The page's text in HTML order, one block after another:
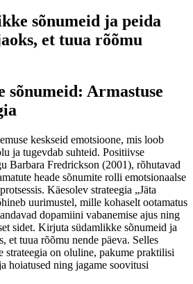
sõnumeid ja peida
et tuua rõõmu
sõnumeid: Armastuse
keskseid emotsioone, mis loob
ja tugevdab suhteid. Positiivse
Barbara Fredrickson (2001), rõhutavad
heade sõnumite rolli emotsionaalse
Käesolev strateegia „Jäta
uurimustel, mille kohaselt ootamatus
dopamiini vabanemise ajus ning
sidet. Kirjuta südamlikke sõnumeid ja
et tuua rõõmu nende päeva. Selles
strateegia on oluline, pakume praktilisi
hoiatused ning jagame soovitusi